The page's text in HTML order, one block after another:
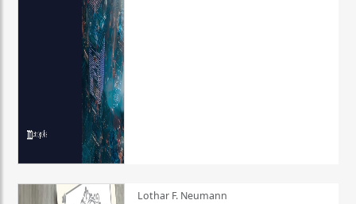
Lothar F. Neumann